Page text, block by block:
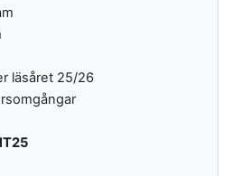
läsåret 25/26